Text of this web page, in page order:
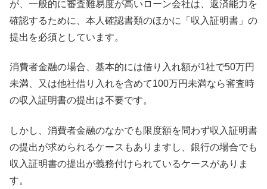
が、一般的に審査難易度が高いローン会社は、返済能力を
確認するために、本人確認書類のほかに「収入証明書」の
提出を必須としています。
消費者金融の場合、基本的には借り入れ額が1社で50万円
未満、又は他社借り入れを含めて100万円未満なら審査時
の収入証明書の提出は不要です。
しかし、消費者金融のなかでも限度額を問わず収入証明書
の提出が求められるケースもありますし、銀行の場合でも
収入証明書の提出が義務付けられているケースがありま
す。